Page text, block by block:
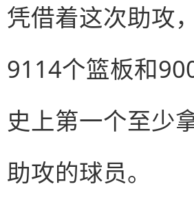
凭借着这次助攻
9114个篮板和
史上第一个至少
助攻的球员。